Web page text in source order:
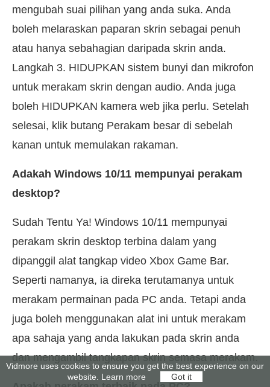
mengubah suai pilihan yang anda suka. Anda
boleh melaraskan paparan skrin sebagai penuh
atau hanya sebahagian daripada skrin anda.
Langkah 3. HIDUPKAN sistem bunyi dan mikrofon
untuk merakam skrin dengan audio. Anda juga
boleh HIDUPKAN kamera web jika perlu. Setelah
selesai, klik butang Perakam besar di sebelah
kanan untuk memulakan rakaman.
Adakah Windows 10/11 mempunyai perakam
desktop?
Sudah Tentu Ya! Windows 10/11 mempunyai
perakam skrin desktop terbina dalam yang
dipanggil alat tangkap video Xbox Game Bar.
Seperti namanya, ia direka terutamanya untuk
merakam permainan pada PC anda. Tetapi anda
juga boleh menggunakan alat ini untuk merakam
apa sahaja yang anda lakukan pada skrin anda
dan mengambil tangkapan skrin semasa merakam.
Vidmore uses cookies to ensure you get the best experience on our
website. Learn more Got it